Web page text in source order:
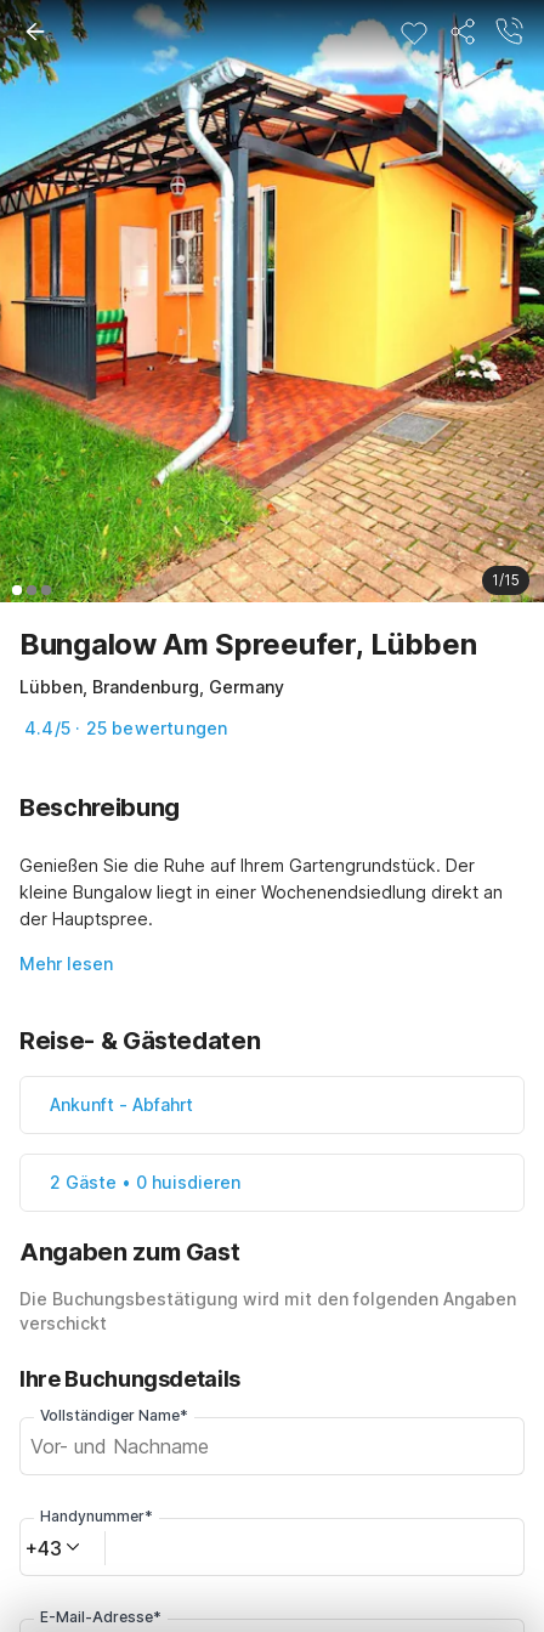
1/15
Bungalow Am Spreeufer, Lübben
Lübben, Brandenburg, Germany
4.4/5 · 25 bewertungen
Beschreibung
Genießen Sie die Ruhe auf Ihrem Gartengrundstück. Der
kleine Bungalow liegt in einer Wochenendsiedlung direkt an
der Hauptspree.
Mehr lesen
Reise- & Gästedaten
Ankunft - Abfahrt
2 Gäste • 0 huisdieren
Angaben zum Gast
Die Buchungsbestätigung wird mit den folgenden Angaben
verschickt
Ihre Buchungsdetails
Vollständiger Name*
Handynummer*
+43
E-Mail-Adresse*